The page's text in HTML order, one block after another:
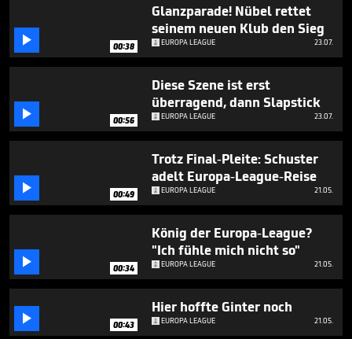
seconds
 00:38
Glanzparade! Nübel rettet
seinem neuen Klub den Sieg
EUROPA LEAGUE 23.07.
 00:56
Diese Szene ist erst
überragend, dann Slapstick
EUROPA LEAGUE 23.07.
 00:49
Trotz Final-Pleite: Schuster
adelt Europa-League-Reise
EUROPA LEAGUE 21.05.
 00:34
König der Europa-League?
"Ich fühle mich nicht so"
EUROPA LEAGUE 21.05.
 00:43
Hier hoffte Ginter noch
EUROPA LEAGUE 21.05.